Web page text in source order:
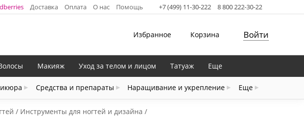
Доставка Оплата О нас Помощь +7 (499) 11-30-222 8 800 222-30-22
Избранное Корзина Войти
Средства и препараты Наращивание и укрепление Еще
Макияж Уход за телом и лицом Татуаж Еще
Инструменты для ногтей и дизайна